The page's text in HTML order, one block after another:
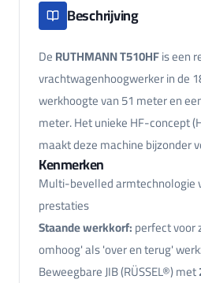
Beschrijving
DeRUTHMANN T510HFis een
vrachtwagenhoogwerker in de
werkhoogte van 51 meter en
meter. Het unieke HF-concept
maakt deze machine bijzonder
Kenmerken
Multi-bevelled armtechnologie
prestaties
Staande werkkorf:perfect voor
omhoog' als 'over en terug'
Beweegbare JIB (RÜSSEL®) met